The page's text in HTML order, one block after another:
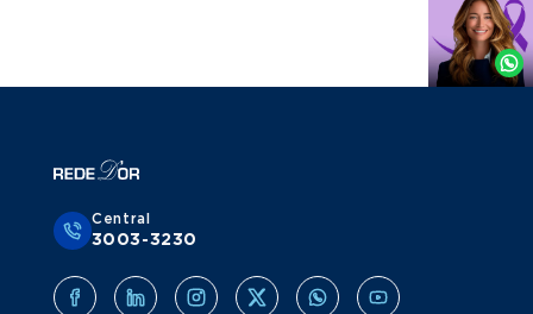
Agende
Whatsapp
Central
3003-3230